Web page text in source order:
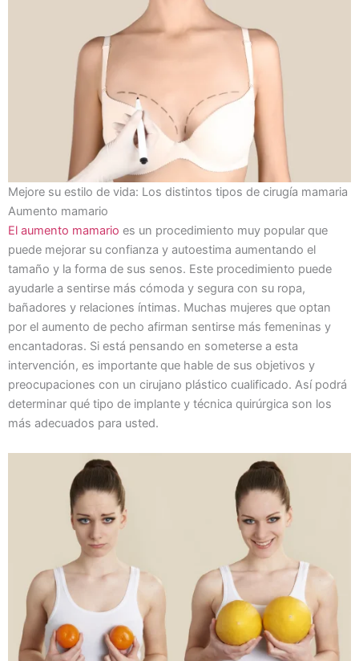
Mejore su estilo de vida: Los distintos tipos de cirugía mamaria
Aumento mamario
El aumento mamario es un procedimiento muy popular que
puede mejorar su confianza y autoestima aumentando el
tamaño y la forma de sus senos. Este procedimiento puede
ayudarle a sentirse más cómoda y segura con su ropa,
bañadores y relaciones íntimas. Muchas mujeres que optan
por el aumento de pecho afirman sentirse más femeninas y
encantadoras. Si está pensando en someterse a esta
intervención, es importante que hable de sus objetivos y
preocupaciones con un cirujano plástico cualificado. Así podrá
determinar qué tipo de implante y técnica quirúrgica son los
más adecuados para usted.